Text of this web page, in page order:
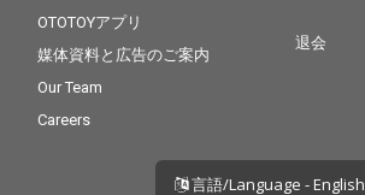
OTOTOYアプリ
媒体資料と広告のご案内
Our Team
Careers
退会
言語/Language - English